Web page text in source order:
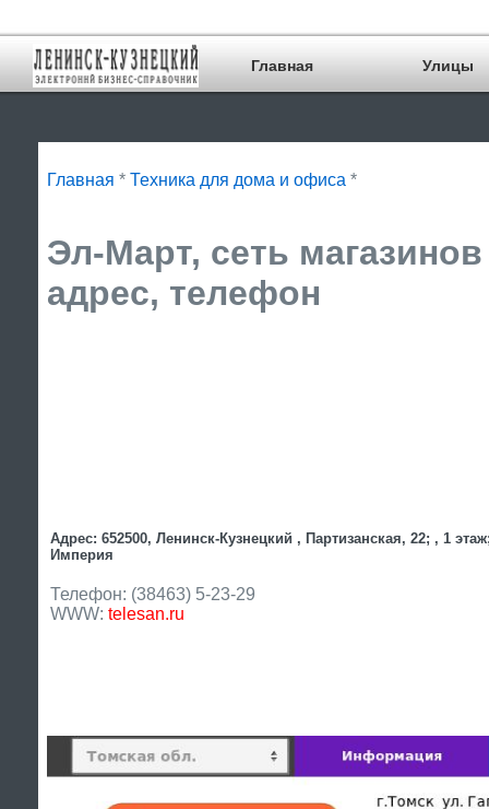
Главная Улицы
Главная * Техника для дома и офиса *
Эл-Март, сеть
адрес, телефон
Адрес: 652500, Ленинск-Кузнецкий , Партизанская, 22; , 1
Империя
Телефон: (38463) 5-23-29
WWW: telesan.ru